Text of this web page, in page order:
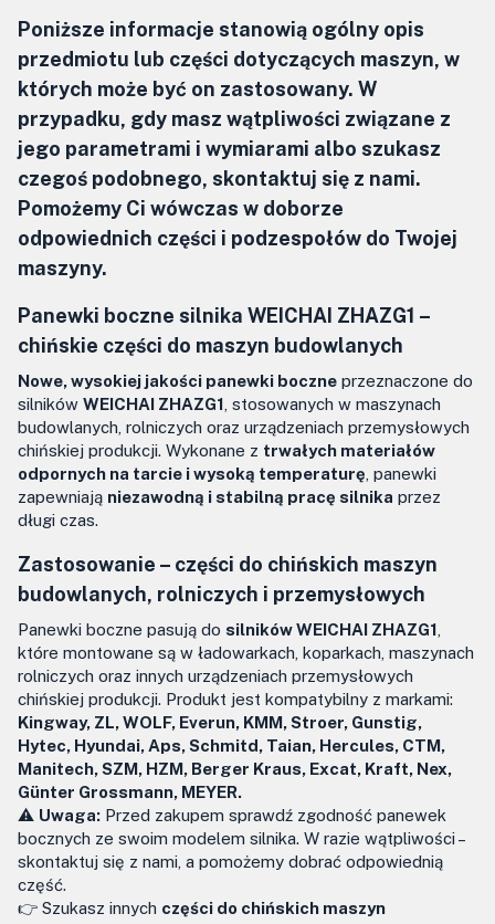
Poniższe informacje stanowią ogólny opis
przedmiotu lub części dotyczących maszyn, w
których może być on zastosowany. W
przypadku, gdy masz wątpliwości związane z
jego parametrami i wymiarami albo szukasz
czegoś podobnego, skontaktuj się z nami.
Pomożemy Ci wówczas w doborze
odpowiednich części i podzespołów do Twojej
maszyny.
Panewki boczne silnika WEICHAI ZHAZG1 –
chińskie części do maszyn budowlanych
Nowe, wysokiej jakości panewki boczne przeznaczone do
silników WEICHAI ZHAZG1 , stosowanych w maszynach
budowlanych, rolniczych oraz urządzeniach przemysłowych
chińskiej produkcji. Wykonane z trwałych materiałów
odpornych na tarcie i wysoką temperaturę , panewki
zapewniają niezawodną i stabilną pracę silnika przez
długi czas.
Zastosowanie – części do chińskich maszyn
budowlanych, rolniczych i przemysłowych
Panewki boczne pasują do silników WEICHAI ZHAZG1
które montowane są w ładowarkach, koparkach, maszynach
rolniczych oraz innych urządzeniach przemysłowych
chińskiej produkcji. Produkt jest kompatybilny z markami:
Kingway, ZL, WOLF, Everun, KMM, Stroer, Gunstig,
Hytec, Hyundai, Aps, Schmitd, Taian, Hercules, CTM,
Manitech, SZM, HZM, Berger Kraus, Excat, Kraft, Nex,
Günter Grossmann, MEYER.
⚠️ Uwaga: Przed zakupem sprawdź zgodność panewek
bocznych ze swoim modelem silnika. W razie wątpliwości –
skontaktuj się z nami, a pomożemy dobrać odpowiednią
część.
👉 Szukasz innych części do chińskich maszyn